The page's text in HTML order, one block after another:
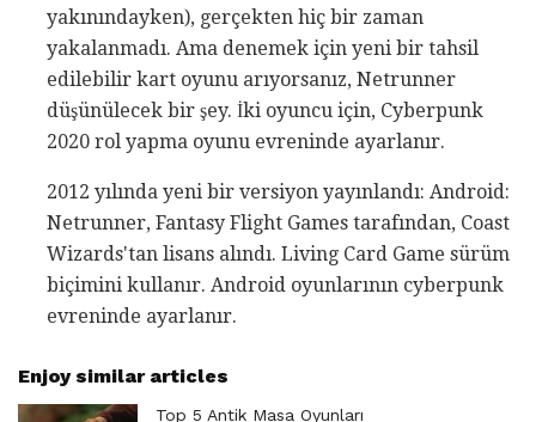
yakınındayken), gerçekten hiç bir zaman
yakalanmadı. Ama denemek için yeni bir tahsil
edilebilir kart oyunu arıyorsanız, Netrunner
düşünülecek bir şey. İki oyuncu için, Cyberpunk
2020 rol yapma oyunu evreninde ayarlanır.
2012 yılında yeni bir versiyon yayınlandı: Android:
Netrunner, Fantasy Flight Games tarafından, Coast
Wizards'tan lisans alındı. Living Card Game sürüm
biçimini kullanır. Android oyunlarının cyberpunk
evreninde ayarlanır.
Enjoy similar articles
Top 5 Antik Masa Oyunları